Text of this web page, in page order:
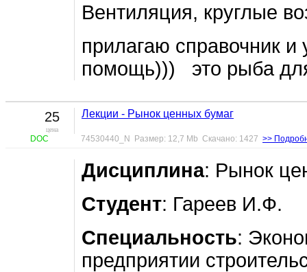
Вентиляция, круглые
прилагаю справочник и
помощь))) это рыба
25
цена
DOC
Лекции - Рынок ценных бумаг
74530440_N Размер: 12,7 Mb Скачано: 1427 >>
Дисциплина: Рынок
Студент: Гареев И.Ф.
Специальность:
предприятии